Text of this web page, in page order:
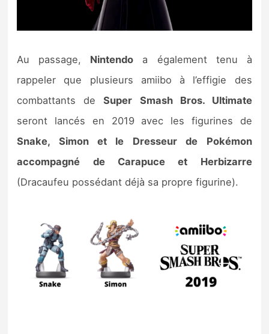
Au passage, Nintendo a également tenu à
rappeler que plusieurs amiibo à l’effigie des
combattants deSuper Smash Bros. Ultimate
seront lancés en 2019 avec les figurines de
Snake, Simon et le Dresseur de Pokémon
accompagné de Carapuce et Herbizarre
(Dracaufeu possédant déjà sa propre figurine).